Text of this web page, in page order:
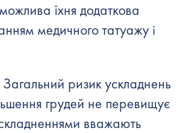
їхня додаткова
медичного татуажу і
Загальний ризик ускладнень
грудей не перевищує
вважають